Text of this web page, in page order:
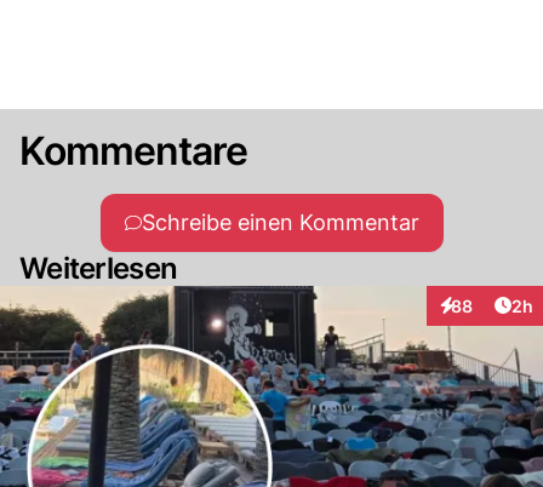
Kommentare
Schreibe einen Kommentar
Weiterlesen
88
Interaktionen
2h